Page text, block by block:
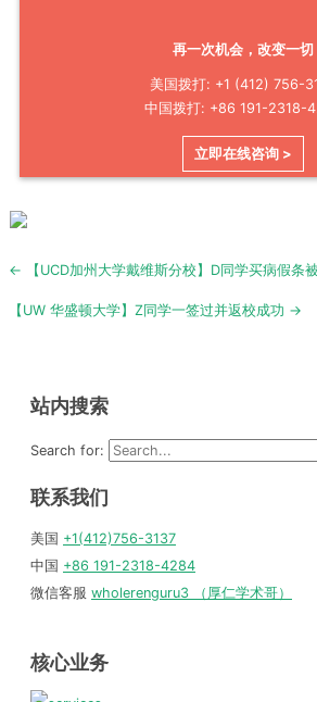
再一次机会，改变一切
美国拨打: +1 (412) 756-
中国拨打: +86 191-2318-
立即在线咨询 >
Post
← 【UCD加州大学戴维斯分校】D同学买病假条
【UW 华盛顿大学】Z同学一签过并返校成功 →
站内搜索
Search for:
联系我们
美国 +1(412)756-3137
中国 +86 191-2318-4284
微信客服 wholerenguru3 （厚仁学术哥）
核心业务